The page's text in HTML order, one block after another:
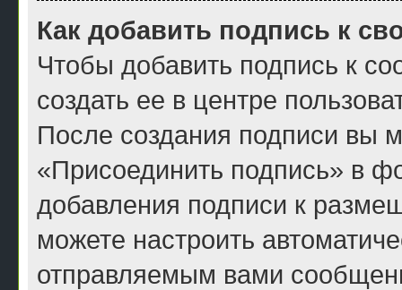
Как добавить подпись к
Чтобы добавить подпись к
создать ее в центре
После создания подписи вы
«Присоединить подпись» в
добавления подписи к
можете настроить
отправляемым вами